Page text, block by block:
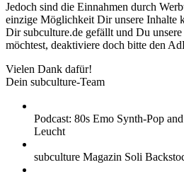
Jedoch sind die Einnahmen durch
einzige Möglichkeit Dir unsere Inhalte
Dir subculture.de gefällt und Du
möchtest, deaktiviere doch bitte den
Vielen Dank dafür!
Dein subculture-Team
Podcast: 80s Emo Synth-Pop
Leucht
subculture Magazin Soli